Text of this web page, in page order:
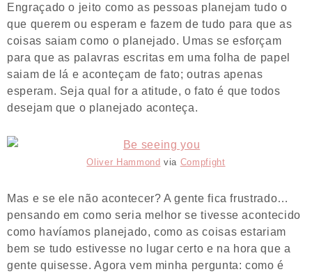
Engraçado o jeito como as pessoas planejam tudo o
que querem ou esperam e fazem de tudo para que as
coisas saiam como o planejado. Umas se esforçam
para que as palavras escritas em uma folha de papel
saiam de lá e aconteçam de fato; outras apenas
esperam. Seja qual for a atitude, o fato é que todos
desejam que o planejado aconteça.
Oliver Hammond via Compfight
Mas e se ele não acontecer? A gente fica frustrado…
pensando em como seria melhor se tivesse acontecido
como havíamos planejado, como as coisas estariam
bem se tudo estivesse no lugar certo e na hora que a
gente quisesse. Agora vem minha pergunta: como é